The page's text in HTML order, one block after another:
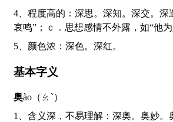
4、程度高的：深思。深知。深交。深造。深谈。深省（xǐng）（深刻的警悟。亦作“深醒”）。深究。深奥。深切。深沉（ａ．形容程度深，如“暮色深深”；ｂ．声音低沉，如“深深的
哀鸣”；ｃ．思想感情不外露，如“他
5、颜色浓：深色。深红。
基本字义
奥ào（ㄠˋ）
1、含义深，不易理解：深奥。奥妙。